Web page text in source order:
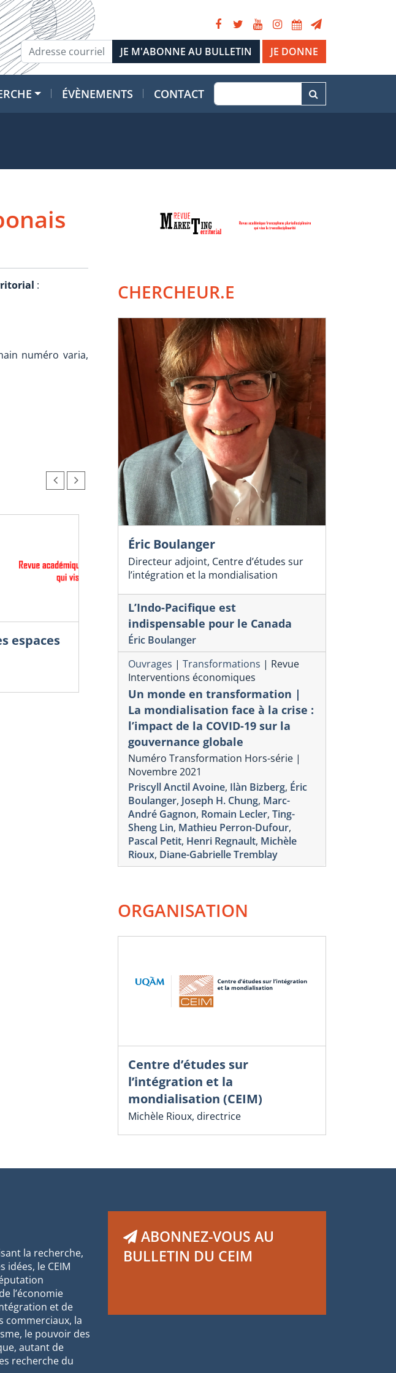
JE DONNE
ÉVÈNEMENTS CONTACT
:
numéro varia,
espaces
Sachiyo Kanzaki professeure à l’École de langues
de l’UQAM et membre de l’OAE est cité
Le Japon repart du Canada
sans promesse sur le GNL
L’article est paru dans LE DEVOIR
Sachiyo Kanzaki
CHERCHEUR.E
Éric Boulanger
Directeur adjoint, Centre d’études sur
l’intégration et la mondialisation
L’Indo-Pacifique est
indispensable pour le Canada
Éric Boulanger
Ouvrages | Transformations | Revue
Interventions économiques
Un monde en transformation |
La mondialisation face à la crise :
l’impact de la COVID-19 sur la
gouvernance globale
Numéro Transformation Hors-série |
Novembre 2021
Priscyll Anctil Avoine, Ilàn Bizberg, Éric
Boulanger, Joseph H. Chung, Marc-
André Gagnon, Romain Lecler, Ting-
Sheng Lin, Mathieu Perron-Dufour,
Pascal Petit, Henri Regnault, Michèle
Rioux, Diane-Gabrielle Tremblay
ORGANISATION
Centre d’études sur
l’intégration et la
mondialisation (CEIM)
Michèle Rioux, directrice
la recherche,
idées, le CEIM
l’économie
et de
commerciaux, la
le pouvoir des
autant de
recherche du
ABONNEZ-VOUS AU
BULLETIN DU CEIM